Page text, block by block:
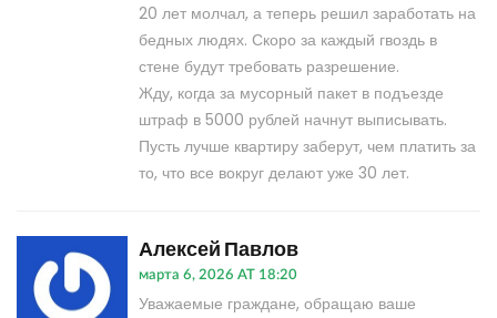
20 лет молчал, а теперь решил заработать на
бедных людях. Скоро за каждый гвоздь в
стене будут требовать разрешение.
Жду, когда за мусорный пакет в подъезде
штраф в 5000 рублей начнут выписывать.
Пусть лучше квартиру заберут, чем платить за
то, что все вокруг делают уже 30 лет.
Алексей Павлов
марта 6, 2026 AT 18:20
Уважаемые граждане, обращаю ваше